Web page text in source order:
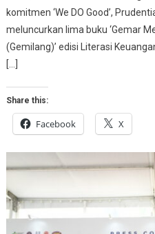
komitmen ‘We DO Good’,
meluncurkan lima buku ‘Gemar
(Gemilang)’ edisi Literasi
[…]
Share this:
Facebook X